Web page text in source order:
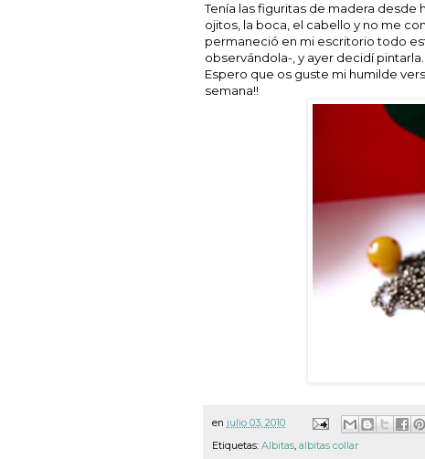
Tenía las figuritas de madera desde
ojitos, la boca, el cabello y no me
permaneció en mi escritorio todo
observándola-, y ayer decidí
Espero que os guste mi humilde
semana!!
en julio 03, 2010
Etiquetas: Albitas, albitas collar